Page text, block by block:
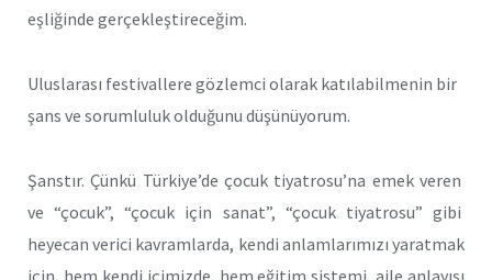
eşliğinde gerçekleştireceğim.
Uluslarası festivallere gözlemci olarak katılabilmenin bir
şans ve sorumluluk olduğunu düşünüyorum.
Şanstır. Çünkü Türkiye’de çocuk tiyatrosu’na emek veren
ve “çocuk”, “çocuk için sanat”, “çocuk tiyatrosu” gibi
heyecan verici kavramlarda, kendi anlamlarımızı yaratmak
için, hem kendi içimizde, hem eğitim sistemi, aile anlayışı